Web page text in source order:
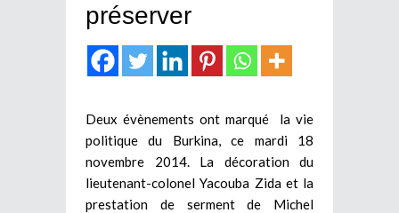
préserver
Deux évènements ont marqué la vie
politique du Burkina, ce mardi 18
novembre 2014. La décoration du
lieutenant-colonel Yacouba Zida et la
prestation de serment de Michel